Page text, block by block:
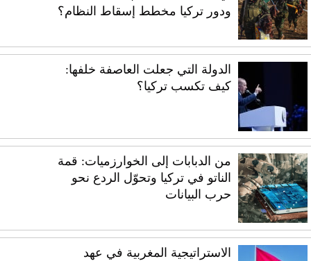
ودور تركيا مخطط إسقاط النظام؟
الدولة التي جعلت العاصفة خلفها:
كيف تكسب تركيا؟
من الدبابات إلى الخوارزميات: قمة
الناتو في تركيا وتحوّل الردع نحو
حرب البيانات
الاستراتيجية المغربية في عهد